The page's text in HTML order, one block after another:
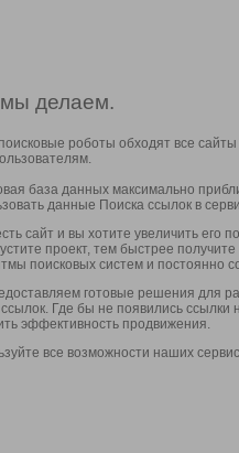
делаем.
роботы обходят все
база данных максимально
данные Поиска ссылок в
сайт и вы хотите увеличить
проект, тем быстрее
поисковых систем и постоянно
готовые решения для
Где бы не появились
эффективность продвижения.
все возможности наших